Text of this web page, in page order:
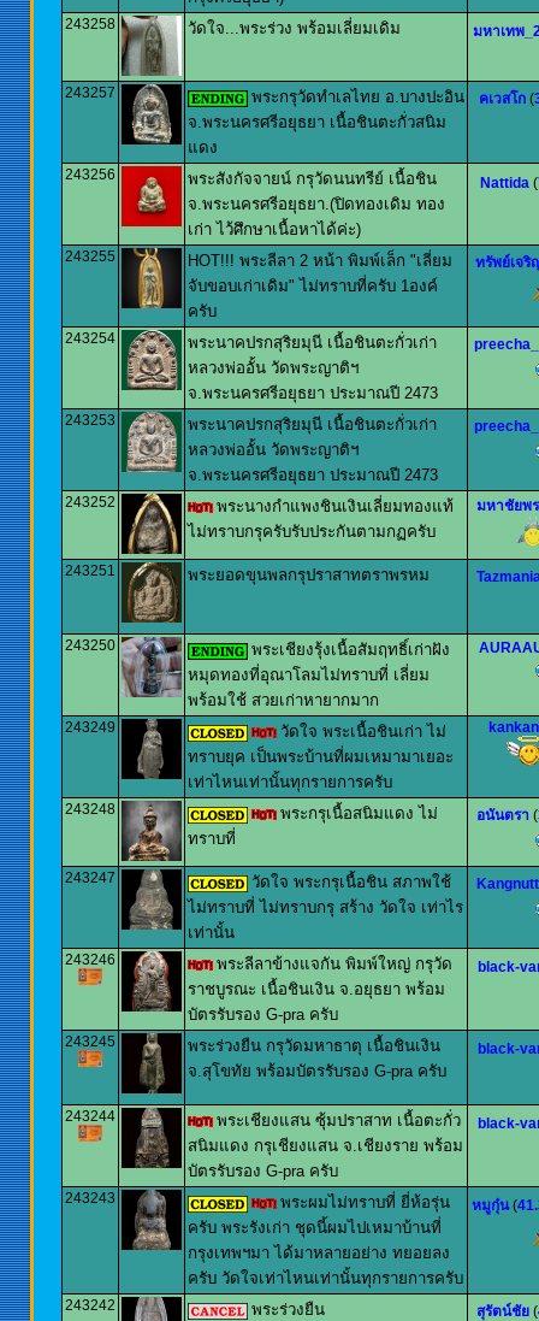
243258 วัดใจ...พระร่วง พร้อมเลี่ยมเดิม มหาเทพ
243257
พระกรุวัดทำเลไทย อ.บางปะอิน
จ.พระนครศรีอยุธยา เนื้อชินตะกั่วสนิม
แดง
คเวสโก (
243256
พระสังกัจจายน์ กรุวัดนนทรีย์ เนื้อชิน
จ.พระนครศรีอยุธยา.(ปิดทองเดิม ทอง
เก่า ไว้ศึกษาเนื้อหาได้ค่ะ)
Nattida (
243255
HOT!!! พระลีลา 2 หน้า พิมพ์เล็ก "เลี่ยม
จับขอบเก่าเดิม" ไม่ทราบที่ครับ 1องค์
ครับ
ทรัพย์เจริ
243254
พระนาคปรกสุริยมุนี เนื้อชินตะกั่วเก่า
หลวงพ่ออั้น วัดพระญาติฯ
จ.พระนครศรีอยุธยา ประมาณปี 2473
243253
พระนาคปรกสุริยมุนี เนื้อชินตะกั่วเก่า
หลวงพ่ออั้น วัดพระญาติฯ
จ.พระนครศรีอยุธยา ประมาณปี 2473
243252
พระนางกำแพงชินเงินเลี่ยมทองแท้
ไม่ทราบกรุครับรับประกันตามกฏครับ
มหาชัยพร
243251 พระยอดขุนพลกรุปราสาทตราพรหม
243250
พระเชียงรุ้งเนื้อสัมฤทธิ์เก่าฝัง
หมุดทองที่อุณาโลมไม่ทราบที่ เลี่ยม
พร้อมใช้ สวยเก่าหายากมาก
243249
วัดใจ พระเนื้อชินเก่า ไม่
ทราบยุค เป็นพระบ้านที่ผมเหมามาเยอะ
เท่าไหนเท่านั้นทุกรายการครับ
243248
พระกรุเนื้อสนิมแดง ไม่
ทราบที่
อนันตรา (
243247
วัดใจ พระกรุเนื้อชิน สภาพใช้
ไม่ทราบที่ ไม่ทราบกรุ สร้าง วัดใจ เท่าไร
เท่านั้น
243246
พระลีลาข้างแจกัน พิมพ์ใหญ่ กรุวัด
ราชบูรณะ เนื้อชินเงิน จ.อยุธยา พร้อม
บัตรรับรอง G-pra ครับ
black-
243245
พระร่วงยืน กรุวัดมหาธาตุ เนื้อชินเงิน
จ.สุโขทัย พร้อมบัตรรับรอง G-pra ครับ
black-
243244
พระเชียงแสน ซุ้มปราสาท เนื้อตะกั่ว
สนิมแดง กรุเชียงแสน จ.เชียงราย พร้อม
บัตรรับรอง G-pra ครับ
black-
243243
พระผมไม่ทราบที่ ยี่ห้อรุ่น
ครับ พระรังเก่า ชุดนี้ผมไปเหมาบ้านที่
กรุงเทพฯมา ได้มาหลายอย่าง ทยอยลง
ครับ วัดใจเท่าไหนเท่านั้นทุกรายการครับ
หมูกุ๋น (
243242 พระร่วงยืน สุรัตน์ชัย (